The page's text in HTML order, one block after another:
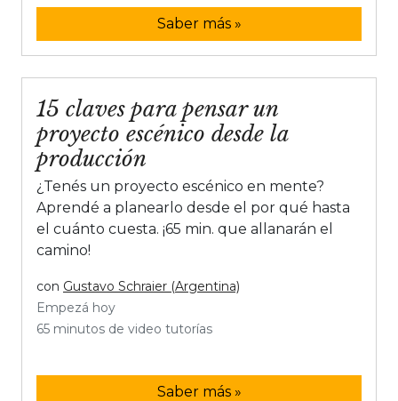
Saber más »
15 claves para pensar un
proyecto escénico desde la
producción
¿Tenés un proyecto escénico en mente?
Aprendé a planearlo desde el por qué hasta
el cuánto cuesta. ¡65 min. que allanarán el
camino!
con Gustavo Schraier (Argentina)
Empezá hoy
65 minutos de video tutorías
Saber más »